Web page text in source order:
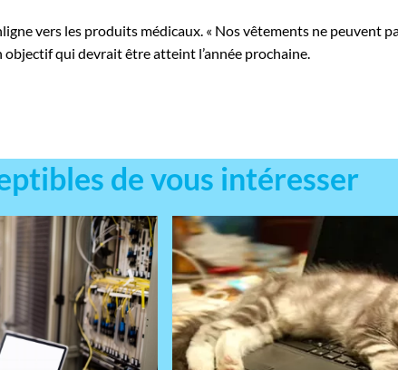
vers les produits médicaux. « Nos vêtements ne
qui devrait être atteint l’année prochaine.
de vous intéresser